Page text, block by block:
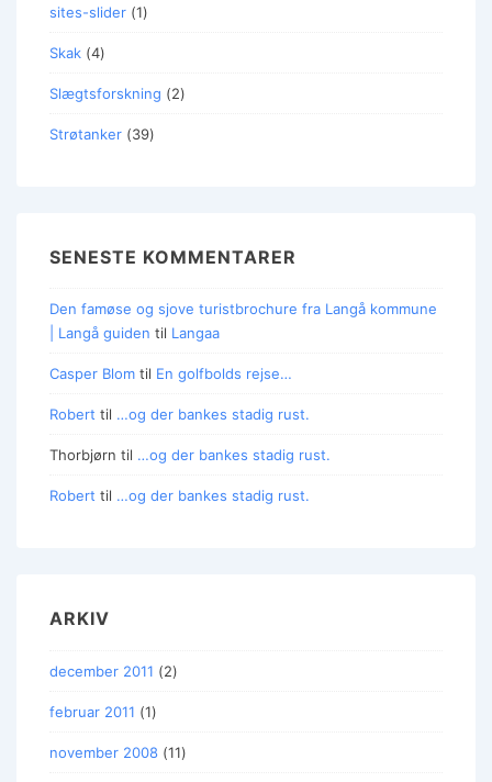
sites-slider (1)
Skak (4)
Slægtsforskning (2)
Strøtanker (39)
SENESTE KOMMENTARER
Den famøse og sjove turistbrochure fra Langå kommune
| Langå guiden til Langaa
Casper Blom til En golfbolds rejse…
Robert til …og der bankes stadig rust.
Thorbjørn til …og der bankes stadig rust.
Robert til …og der bankes stadig rust.
ARKIV
december 2011 (2)
februar 2011 (1)
november 2008 (11)